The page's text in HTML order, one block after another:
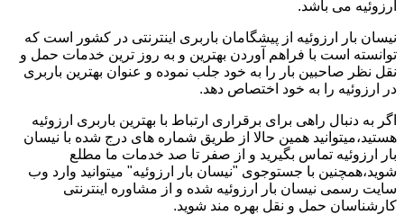
ارزوئیه می باشد.
نیسان بار ارزوئیه از پیشگامان باربری اینترنتی در کشور است که
توانسته است با فراهم آوردن بهترین و به روز ترین خدمات حمل و
نقل نظر صاحبین بار را به خود جلب نموده و عنوان بهترین باربری
در ارزوئیه را به خود اختصاص دهد.
اگر به دنبال راهی برای برقراری ارتباط با بهترین باربری ارزوئیه
هستید،میتوانید همین حالا از طریق شماره های درج شده با نیسان
بار ارزوئیه تماس بگیرید و از صفر تا صد خدمات ما مطلع
شوید،همچنین با جستوجوی "نیسان بار ارزوئیه" میتوانید وارد وب
سایت رسمی نیسان بار ارزوئیه شده و از مشاوره اینترنتی
کارشناسان حمل و نقل بهره مند شوید.